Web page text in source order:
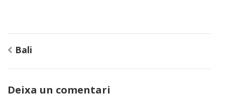
Navegació
Bali
Deixa un comentari